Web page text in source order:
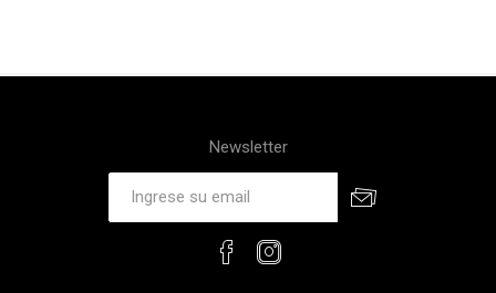
Newsletter